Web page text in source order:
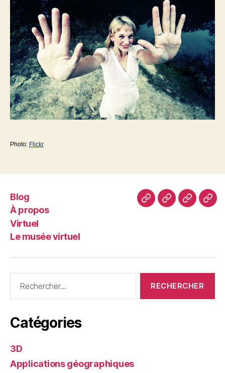
Photo: Flickr
Blog
À propos
Virtuel
Le musée virtuel
BlogÀ
VirtuelLe
Catégories
3D
Applications géographiques